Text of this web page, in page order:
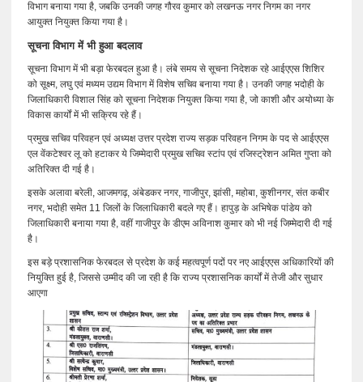
विभाग बनाया गया है, जबकि उनकी जगह गौरव कुमार को लखनऊ नगर निगम का नगर
आयुक्त नियुक्त किया गया है।
सूचना विभाग में भी हुआ बदलाव
सूचना विभाग में भी बड़ा फेरबदल हुआ है। लंबे समय से सूचना निदेशक रहे आईएएस शिशिर
को सूक्ष्म, लघु एवं मध्यम उद्यम विभाग में विशेष सचिव बनाया गया है। उनकी जगह भदोही के
जिलाधिकारी विशाल सिंह को सूचना निदेशक नियुक्त किया गया है, जो काशी और अयोध्या के
विकास कार्यों में भी सक्रिय रहे हैं।
प्रमुख सचिव परिवहन एवं अध्यक्ष उत्तर प्रदेश राज्य सड़क परिवहन निगम के पद से आईएएस
एल वेंकटेश्वर लू को हटाकर ये जिम्मेदारी प्रमुख सचिव स्टांप एवं रजिस्ट्रेशन अमित गुप्ता को
अतिरिक्त दी गई है।
इसके अलावा बरेली, आजमगढ़, अंबेडकर नगर, गाजीपुर, झांसी, महोबा, कुशीनगर, संत कबीर
नगर, भदोही समेत 11 जिलों के जिलाधिकारी बदले गए हैं। हापुड़ के अभिषेक पांडेय को
जिलाधिकारी बनाया गया है, वहीं गाजीपुर के डीएम अविनाश कुमार को भी नई जिम्मेदारी दी गई
है।
इस बड़े प्रशासनिक फेरबदल से प्रदेश के कई महत्वपूर्ण पदों पर नए आईएएस अधिकारियों की
नियुक्ति हुई है, जिससे उम्मीद की जा रही है कि राज्य प्रशासनिक कार्यों में तेजी और सुधार
आएगा